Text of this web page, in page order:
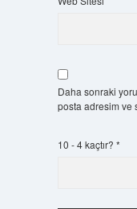
Daha sonraki
posta adresim ve
10 - 4 kaçtır? *